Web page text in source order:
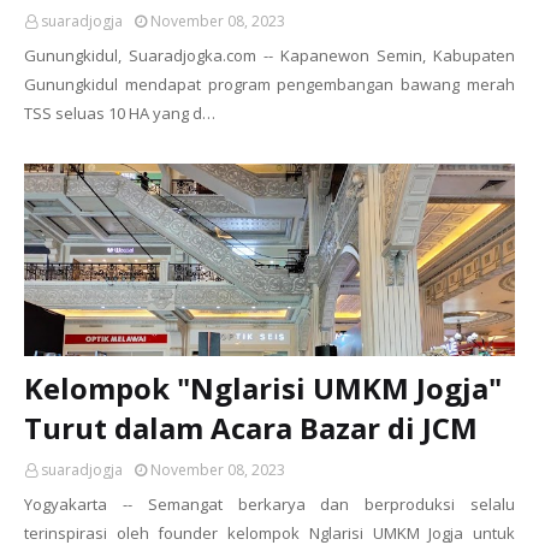
suaradjogja November 08, 2023
Gunungkidul, Suaradjogka.com -- Kapanewon Semin, Kabupaten
Gunungkidul mendapat program pengembangan bawang merah
TSS seluas 10 HA yang d…
Kelompok "Nglarisi UMKM Jogja"
Turut dalam Acara Bazar di JCM
suaradjogja November 08, 2023
Yogyakarta -- Semangat berkarya dan berproduksi selalu
terinspirasi oleh founder kelompok Nglarisi UMKM Jogja untuk